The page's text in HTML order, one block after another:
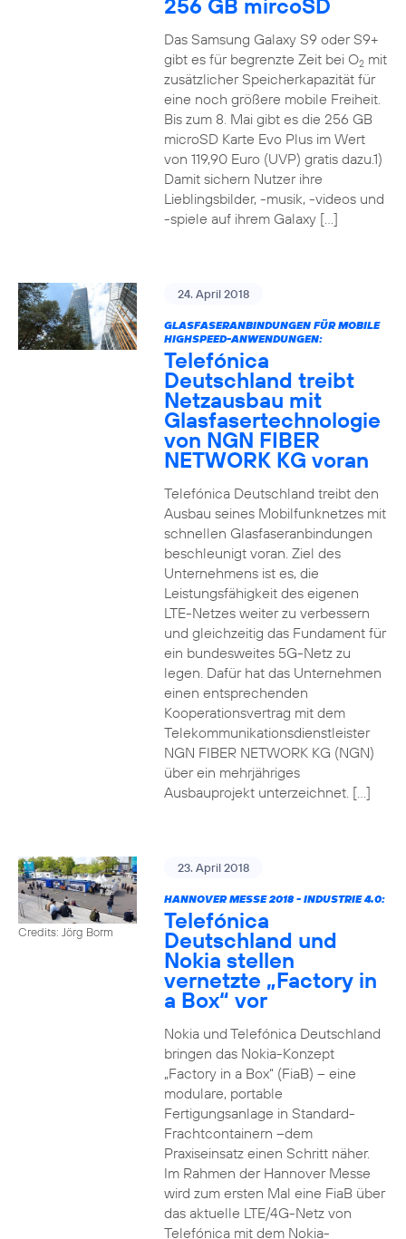
256 GB mircoSD
Das Samsung Galaxy S9 oder S9+
gibt es für begrenzte Zeit bei O2mit
zusätzlicher Speicherkapazität für
eine noch größere mobile Freiheit.
Bis zum 8. Mai gibt es die 256 GB
microSD Karte Evo Plus im Wert
von 119,90 Euro (UVP) gratis dazu.1)
Damit sichern Nutzer ihre
Lieblingsbilder, -musik, -videos und
-spiele auf ihrem Galaxy […]
24. April 2018
GLASFASERANBINDUNGEN FÜR MOBILE
HIGHSPEED-ANWENDUNGEN:
Telefónica
Deutschland treibt
Netzausbau mit
Glasfasertechnologie
von NGN FIBER
NETWORK KG voran
Telefónica Deutschland treibt den
Ausbau seines Mobilfunknetzes mit
schnellen Glasfaseranbindungen
beschleunigt voran. Ziel des
Unternehmens ist es, die
Leistungsfähigkeit des eigenen
LTE-Netzes weiter zu verbessern
und gleichzeitig das Fundament für
ein bundesweites 5G-Netz zu
legen. Dafür hat das Unternehmen
einen entsprechenden
Kooperationsvertrag mit dem
Telekommunikationsdienstleister
NGN FIBER NETWORK KG (NGN)
über ein mehrjähriges
Ausbauprojekt unterzeichnet. […]
Credits: Jörg Borm
23. April 2018
HANNOVER MESSE 2018 - INDUSTRIE 4.0:
Telefónica
Deutschland und
Nokia stellen
vernetzte „Factory in
a Box“ vor
Nokia und Telefónica Deutschland
bringen das Nokia-Konzept
„Factory in a Box“ (FiaB) – eine
modulare, portable
Fertigungsanlage in Standard-
Frachtcontainern –dem
Praxiseinsatz einen Schritt näher.
Im Rahmen der Hannover Messe
wird zum ersten Mal eine FiaB über
das aktuelle LTE/4G-Netz von
Telefónica mit dem Nokia-